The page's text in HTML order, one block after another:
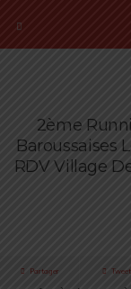
2ème
Baroussaises
RDV Village
Partager